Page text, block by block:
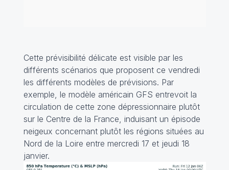
Cette prévisibilité délicate est visible par les
différents scénarios que proposent ce vendredi
les différents modèles de prévisions. Par
exemple, le modèle américain GFS entrevoit la
circulation de cette zone dépressionnaire plutôt
sur le Centre de la France, induisant un épisode
neigeux concernant plutôt les régions situées au
Nord de la Loire entre mercredi 17 et jeudi 18
janvier.